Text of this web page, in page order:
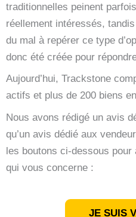
traditionnelles peinent
réellement intéressés,
du mal à repérer ce type
donc été créée pour
Aujourd’hui, Trackstone
actifs et plus de 200 biens
Nous avons rédigé un avis
qu’un avis dédié aux
les boutons ci-dessous
qui vous concerne :
JE SUIS